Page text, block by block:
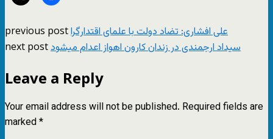
previous postعلی افشاری: تضاد دولت با علمای اقتدارگرا
next postسیداد ارجمندی در زندان کارون اهواز اعدام میشود
Leave a Reply
Your email address will not be published. Required fields are
marked*